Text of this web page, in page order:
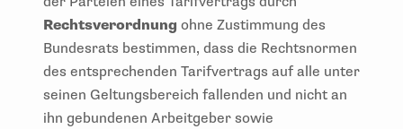
Rechtsverordnung ohne Zustimmung des
Bundesrats bestimmen, dass die Rechtsnormen
des entsprechenden Tarifvertrags auf alle unter
seinen Geltungsbereich fallenden und nicht an
ihn gebundenen Arbeitgeber sowie